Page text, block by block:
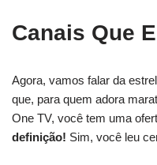
Canais Que
Agora, vamos falar da
que, para quem adora
One TV, você tem uma
definição! Sim, você leu